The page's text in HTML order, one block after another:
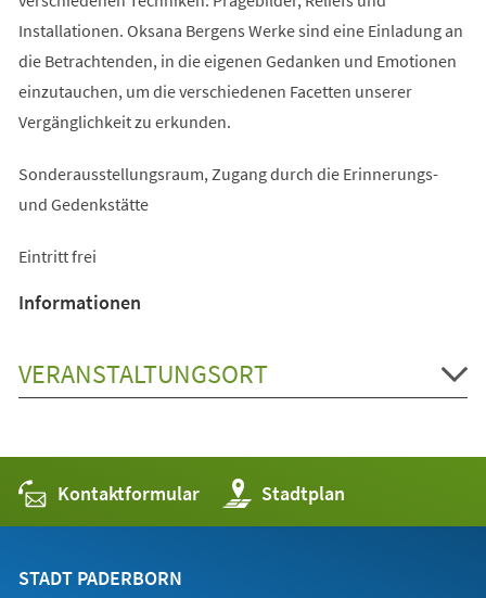
Installationen. Oksana Bergens Werke sind eine Einladung an
die Betrachtenden, in die eigenen Gedanken und Emotionen
einzutauchen, um die verschiedenen Facetten unserer
Vergänglichkeit zu erkunden.
Sonderausstellungsraum, Zugang durch die Erinnerungs-
und Gedenkstätte
Eintritt frei
Informationen
VERANSTALTUNGSORT
Kontaktformular Stadtplan
(Öffnet
in
einem
STADT PADERBORN